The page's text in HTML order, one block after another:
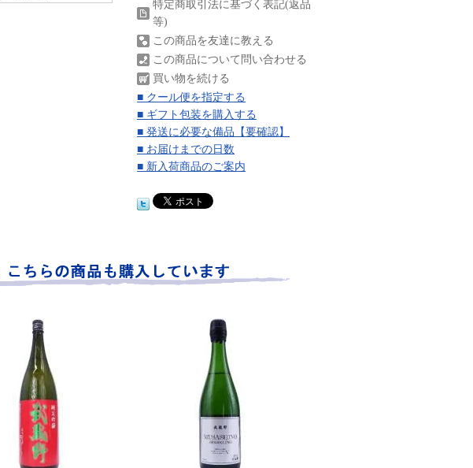
特定商取引法に基づく表記(返品
等)
この商品を友達に教える
この商品について問い合わせる
買い物を続ける
■ クール便を指定する
■ ギフト包装を購入する
■ 発送に必要な備品【要確認】
■ お届けまでの日数
■ 新入荷商品のご案内